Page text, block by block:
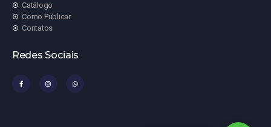
Catálogo
Como Publicar
Contatos
Redes Sociais